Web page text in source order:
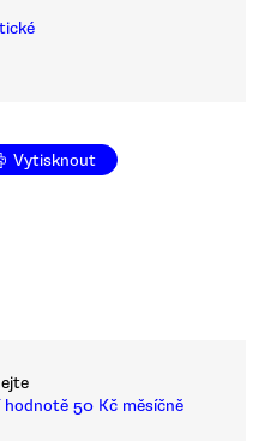
Vytisknout
50 Kč měsíčně